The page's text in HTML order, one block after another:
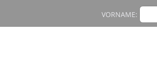
VORNAME: